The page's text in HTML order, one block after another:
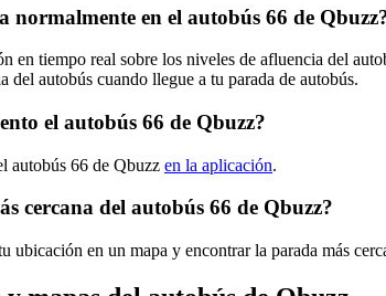
normalmente en el autobús 66 de
en tiempo real sobre los niveles de afluencia del
del autobús cuando llegue a tu parada de autobús.
el autobús 66 de Qbuzz?
autobús 66 de Qbuzz en la aplicación.
cercana del autobús 66 de Qbuzz?
ubicación en un mapa y encontrar la parada más